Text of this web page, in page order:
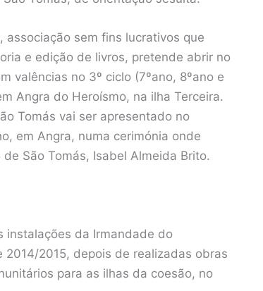
associação sem fins lucrativos que
e edição de livros, pretende abrir no
valências no 3º ciclo (7ºano, 8ºano e
Angra do Heroísmo, na ilha Terceira.
Tomás vai ser apresentado no
em Angra, numa cerimónia onde
São Tomás, Isabel Almeida Brito.
instalações da Irmandade do
2015, depois de realizadas obras
para as ilhas da coesão, no